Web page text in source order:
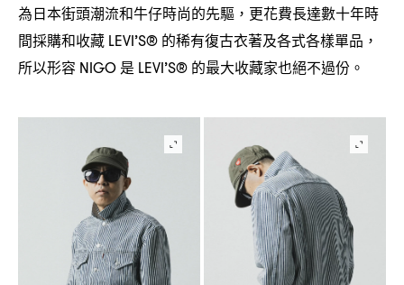
為日本街頭潮流和牛仔時尚的先驅 ， 更花費長達數十年時
間採購和收藏 LEVI’S® 的稀有復古衣著及各式各樣單品 ，
所以形容 NIGO 是 LEVI’S® 的最大收藏家也絕不過份。